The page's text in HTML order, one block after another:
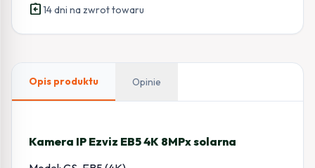
assignment_return14 dni na zwrot towaru
Opis produktu Opinie
Kamera IP Ezviz EB5 4K 8MPx solarna